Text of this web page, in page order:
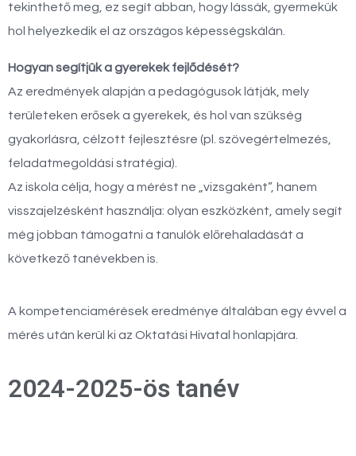
tekinthető meg, ez segít abban, hogy lássák, gyermekük
hol helyezkedik el az országos képességskálán.
Hogyan segítjük a gyerekek fejlődését?
Az eredmények alapján a pedagógusok látják, mely
területeken erősek a gyerekek, és hol van szükség
gyakorlásra, célzott fejlesztésre (pl. szövegértelmezés,
feladatmegoldási stratégia).
Az iskola célja, hogy a mérést ne „vizsgaként”, hanem
visszajelzésként használja: olyan eszközként, amely segít
még jobban támogatni a tanulók előrehaladását a
következő tanévekben is.
A kompetenciamérések eredménye általában egy évvel a
mérés után kerül ki az Oktatási Hivatal honlapjára.
2024-2025-ös tanév